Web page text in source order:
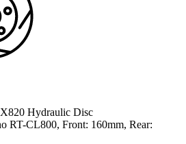
Hydraulic Disc
RT-CL800, Front: 160mm, Rear: